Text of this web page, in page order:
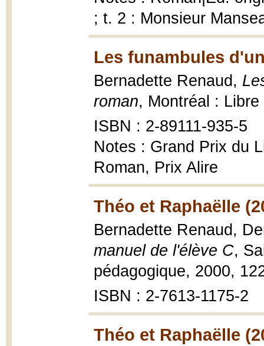
; t. 2 : Monsieur
Les funambules
Bernadette Renaud,
roman, Montréal :
ISBN : 2-89111-935-5
Notes : Grand Prix du
Roman, Prix Alire
Théo et Raphaëlle
Bernadette Renaud,
manuel de l'élève C,
pédagogique, 2000,
ISBN : 2-7613-1175-2
Théo et Raphaëlle